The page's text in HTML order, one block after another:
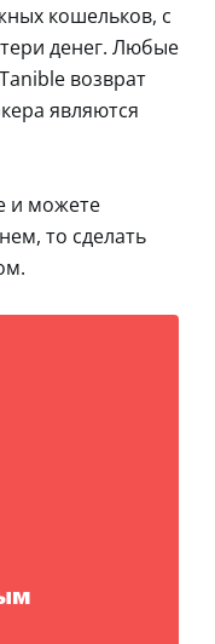
кошельков, с
денег. Любые
возврат
являются
и можете
то сделать